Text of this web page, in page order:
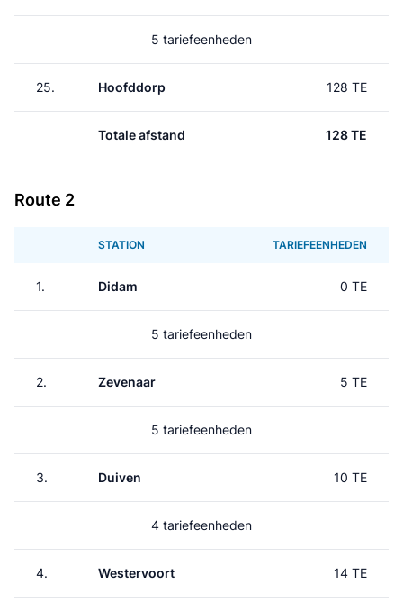
5 tariefeenheden
25. Hoofddorp 128 TE
Totale afstand 128 TE
Route 2
STATION TARIEFEENHEDEN
1. Didam 0 TE
5 tariefeenheden
2. Zevenaar 5 TE
5 tariefeenheden
3. Duiven 10 TE
4 tariefeenheden
4. Westervoort 14 TE